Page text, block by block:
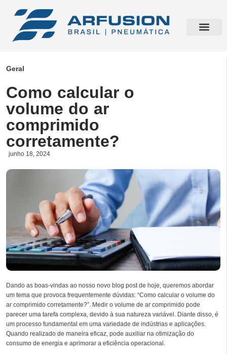
Geral
Como calcular o
volume do ar
comprimido
corretamente?
junho 18, 2024
Dando as boas-vindas ao nosso novo blog post de hoje, queremos abordar
um tema que provoca frequentemente dúvidas: “Como calcular o volume do
ar comprimido corretamente?”. Medir o volume de ar comprimido pode
parecer uma tarefa complexa, devido à sua natureza variável. Diante disso, é
um processo fundamental em uma variedade de indústrias e aplicações.
Quando realizado de maneira eficaz, pode auxiliar na otimização do
consumo de energia e aprimorar a eficiência operacional.